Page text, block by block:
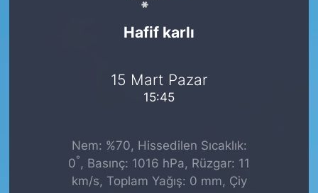
Hafif karlı
15 Mart Pazar
15:45
Nem: %70, Hissedilen Sıcaklık:
0° , Basınç: 1016 hPa, Rüzgar: 11
km/s, Toplam Yağış: 0 mm, Çiy